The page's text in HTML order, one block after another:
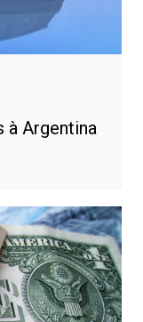
à Argentina